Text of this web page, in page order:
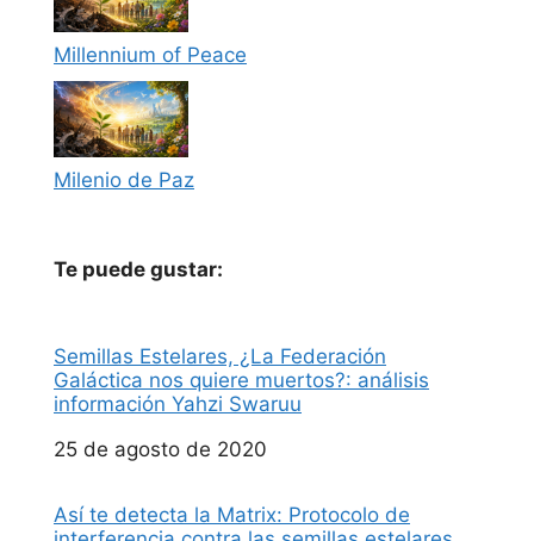
Millennium of Peace
Milenio de Paz
Te puede gustar:
Semillas Estelares, ¿La Federación
Galáctica nos quiere muertos?: análisis
información Yahzi Swaruu
Fecha
25 de agosto de 2020
Así te detecta la Matrix: Protocolo de